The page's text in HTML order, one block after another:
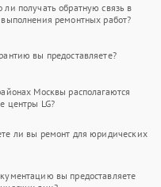
ли получать обратную связь в
выполнения ремонтных работ?
вы предоставляете?
Москвы располагаются
центры LG?
ли вы ремонт для юридических
вы предоставляете